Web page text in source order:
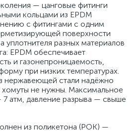
— цанговые фитинги
кольцами из EPDM
с фитингами с одним
поверхности
уплотнителя разных материалов
EPDM обеспечивает
и газонепроницаемость,
при низких температурах.
нержавеющей стали надёжно
не нужны. Максимальное
атм, давление разрыва — свыше
из поликетона (POK) —